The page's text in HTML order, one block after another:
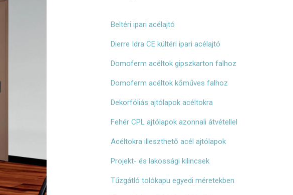
Beltéri ipari acélajtó
Dierre Idra CE kültéri ipari acélajtó
Domoferm acéltok gipszkarton falhoz
Domoferm acéltok kőműves falhoz
Dekorfóliás ajtólapok acéltokra
Fehér CPL ajtólapok azonnali átvétellel
Acéltokra illeszthető acél ajtólapok
Projekt- és lakossági kilincsek
Tűzgátló tolókapu egyedi méretekben